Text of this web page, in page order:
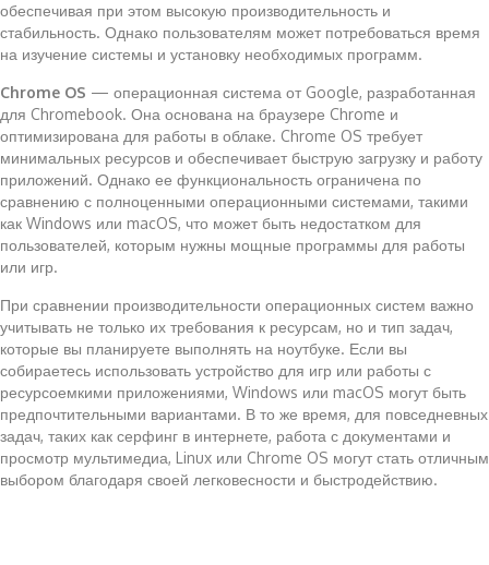
обеспечивая при этом высокую производительность и
стабильность. Однако пользователям может потребоваться время
на изучение системы и установку необходимых программ.
Chrome OS — операционная система от Google, разработанная
для Chromebook. Она основана на браузере Chrome и
оптимизирована для работы в облаке. Chrome OS требует
минимальных ресурсов и обеспечивает быструю загрузку и работу
приложений. Однако ее функциональность ограничена по
сравнению с полноценными операционными системами, такими
как Windows или macOS, что может быть недостатком для
пользователей, которым нужны мощные программы для работы
или игр.
При сравнении производительности операционных систем важно
учитывать не только их требования к ресурсам, но и тип задач,
которые вы планируете выполнять на ноутбуке. Если вы
собираетесь использовать устройство для игр или работы с
ресурсоемкими приложениями, Windows или macOS могут быть
предпочтительными вариантами. В то же время, для повседневных
задач, таких как серфинг в интернете, работа с документами и
просмотр мультимедиа, Linux или Chrome OS могут стать отличным
выбором благодаря своей легковесности и быстродействию.